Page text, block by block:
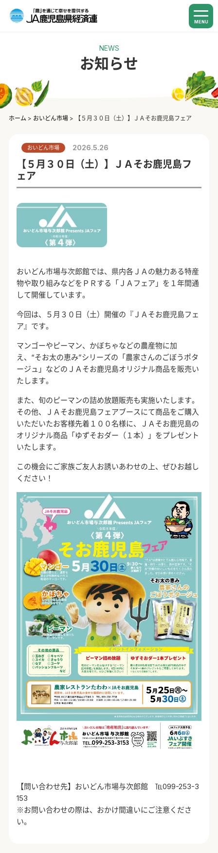
MENU
NEWS
お知らせ
ホーム > おいどん市場> 【５月３０日（土）】ＪＡそお鹿児島フェア
おいどん市場 2026.5.26
【５月３０日（土）】ＪＡそお鹿児島フ
ェア
おいどん市場与次郎館では、県内各ＪＡの魅力ある特産
物や取り組みなどをＰＲする「ＪＡフェア」を１年間通
して開催しています。
今回は、５月３０日（土）開催の『ＪＡそお鹿児島フェ
ア』です。
マンゴーやピーマン、かぼちゃなどの農産物に加
え、“そお太の恵み”シリーズの「農家さんのごぼうポタ
ージュ」などのＪＡそお鹿児島オリジナル商品を販売い
たします。
また、旬のピーマンの詰め放題販売も実施いたします。
その他、ＪＡそお鹿児島フェアブースにて商品をご購入
いただいたお客様先着１００名様に、ＪＡそお鹿児島の
オリジナル商品「ゆずそおダー（１本）」をプレゼント
いたします。
この機会にご家族ご友人お誘いあわせの上、ぜひお越し
ください！
【問い合わせ先】おいどん市場与次郎館 ℡099-253-3
153
※お問い合わせの際は、おかけ間違いにご注意くださ
い。